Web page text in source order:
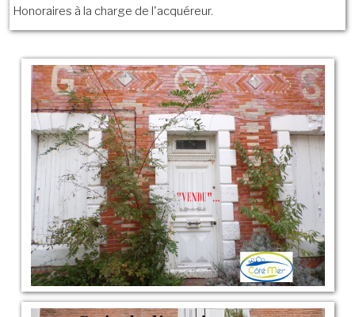
Honoraires à la charge de l'acquéreur.